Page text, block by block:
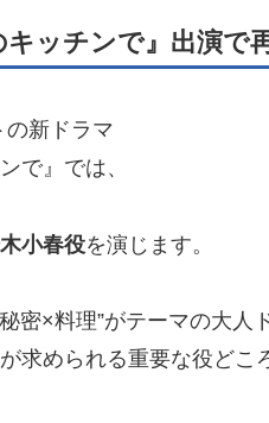
ッチンで』出演で
の新ドラマ
で』では、
小春役を演じます。
密×料理”がテーマの大人
求められる重要な役どこ